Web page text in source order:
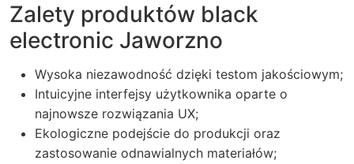
Zalety produktów black
electronic Jaworzno
Wysoka niezawodność dzięki testom jakościowym;
Intuicyjne interfejsy użytkownika oparte o
najnowsze rozwiązania UX;
Ekologiczne podejście do produkcji oraz
zastosowanie odnawialnych materiałów;